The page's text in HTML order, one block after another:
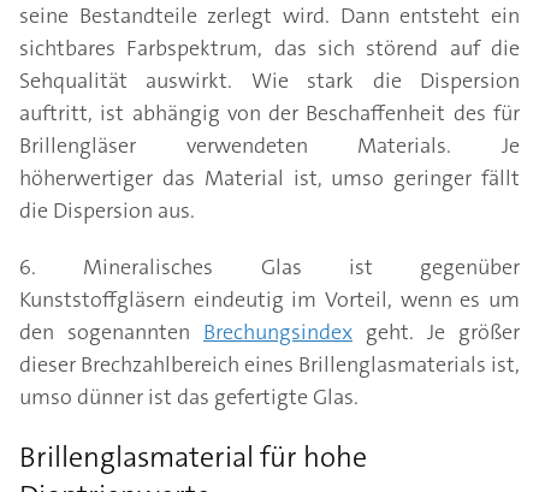
seine Bestandteile zerlegt wird. Dann entsteht ein
sichtbares Farbspektrum, das sich störend auf die
Sehqualität auswirkt. Wie stark die Dispersion
auftritt, ist abhängig von der Beschaffenheit des für
Brillengläser verwendeten Materials. Je
höherwertiger das Material ist, umso geringer fällt
die Dispersion aus.
6. Mineralisches Glas ist gegenüber
Kunststoffgläsern eindeutig im Vorteil, wenn es um
den sogenannten Brechungsindex geht. Je größer
dieser Brechzahlbereich eines Brillenglasmaterials ist,
umso dünner ist das gefertigte Glas.
Brillenglasmaterial für hohe